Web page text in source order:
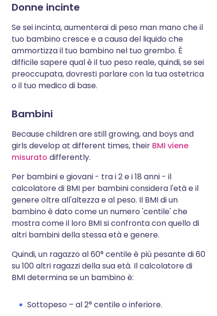
Donne incinte
Se sei incinta, aumenterai di peso man mano che il
tuo bambino cresce e a causa del liquido che
ammortizza il tuo bambino nel tuo grembo. È
difficile sapere qual è il tuo peso reale, quindi, se sei
preoccupata, dovresti parlare con la tua ostetrica
o il tuo medico di base.
Bambini
Because children are still growing, and boys and
girls develop at different times, their BMI viene
misurato differently.
Per bambini e giovani - tra i 2 e i 18 anni - il
calcolatore di BMI per bambini considera l'età e il
genere oltre all'altezza e al peso. Il BMI di un
bambino è dato come un numero 'centile' che
mostra come il loro BMI si confronta con quello di
altri bambini della stessa età e genere.
Quindi, un ragazzo al 60° centile è più pesante di 60
su 100 altri ragazzi della sua età. Il calcolatore di
BMI determina se un bambino è:
Sottopeso – al 2° centile o inferiore.